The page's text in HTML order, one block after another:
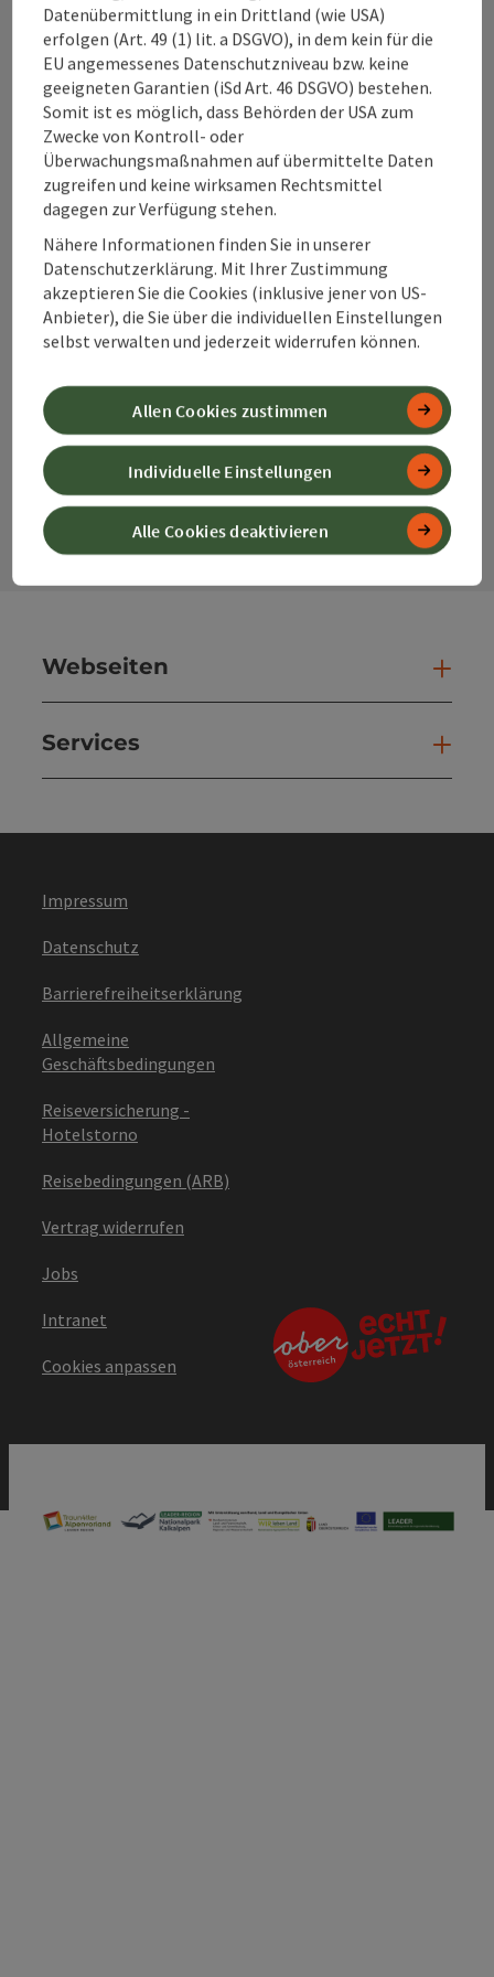
auf den Kopf gestellt (ab 6 Jahre) | 1 – 6 Personen |
wetterabhängig | mehr Zeit einplanen Der Alchimist (ab 12
Jahre) | 2 – 6 Personen | wetterabhängig | mehr Zeit
einplanen Ihr seid eine Gruppe von Skeptikern, die
Geschichten über paranormale Phänomene widerlegt, und
habt von den Vorfällen im Hotelzimmer "1408" gehört.
Dass angeblich alle Gäste, die in dieses Zimmer
eingecheckt haben, nach 60 Minuten zu Tode kamen, hat
euer Interesse geweckt. Doch dieses Mal ist es anderes...
Ihr checkt ein, die Tür wird hinter euch verschlossen und
ihr habt eine Stunde Zeit, um zu entkommen, sonst
landen auch eure Namen auf die Liste der in diesem
Zimmer Verstorbenen. Wir sind leicht zu finden! Von der
Autobahnabfahrt Klaus rechts auf die B138 fahren -
Pyhrnpassbundesstraße Richtung Micheldorf. Nach rund 2
(Schilder: "Schön für Besondere Menschen" und
"Minigolf") Nach 100 Metern befindet sich das Ziel.
Alpenland Tourismus GmbH
Bahnhofstraße 2
4580 Windischgarsten
+43 50 360 360 360
info@360alpenland.com
InstagramFacebookYouTube
Kontaktformular
Webseiten
Services
Impressum
Datenschutz
Barrierefreiheitserklärung
Allgemeine
Geschäftsbedingungen
Reiseversicherung -
Hotelstorno
Reisebedingungen (ARB)
Vertrag widerrufen
Jobs
Intranet
Cookies anpassen
Datenübermittlung in ein Drittland (wie USA)
erfolgen (Art. 49 (1) lit. a DSGVO), in dem kein für die
EU angemessenes Datenschutzniveau bzw. keine
geeigneten Garantien (iSd Art. 46 DSGVO) bestehen.
Somit ist es möglich, dass Behörden der USA zum
Zwecke von Kontroll- oder
Überwachungsmaßnahmen auf übermittelte Daten
zugreifen und keine wirksamen Rechtsmittel
dagegen zur Verfügung stehen.
Nähere Informationen finden Sie in unserer
Datenschutzerklärung. Mit Ihrer Zustimmung
akzeptieren Sie die Cookies (inklusive jener von US-
Anbieter), die Sie über die individuellen Einstellungen
selbst verwalten und jederzeit widerrufen können.
Alle Cookies deaktivieren
Individuelle Einstellungen
Allen Cookies zustimmen